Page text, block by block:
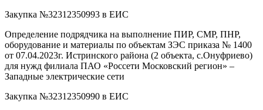
Закупка №32312350993 в ЕИС
Определение подрядчика на выполнение ПИР, СМР, ПНР,
оборудование и материалы по объектам ЗЭС приказа № 1400
от 07.04.2023г. Истринского района (2 объекта, с.Онуфриево)
для нужд филиала ПАО «Россети Московский регион» –
Западные электрические сети
Закупка №32312350990 в ЕИС